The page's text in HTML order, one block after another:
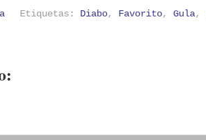
Etiquetas: Diabo, Favorito,Gula,